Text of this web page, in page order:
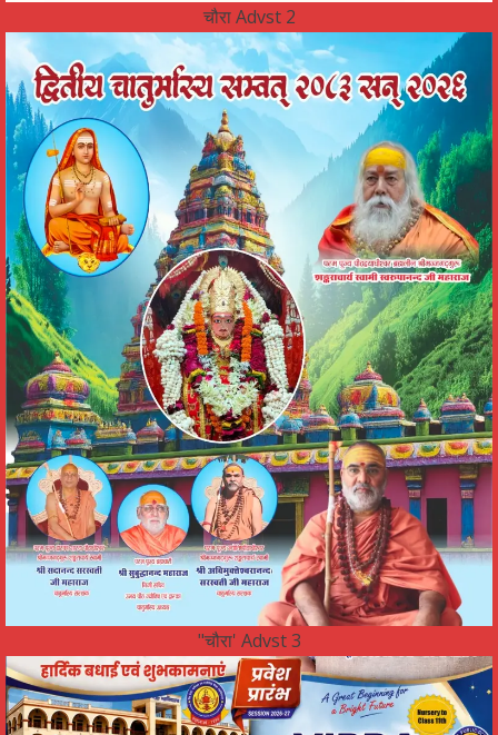
चौरा Advst 2
"चौरा' Advst 3